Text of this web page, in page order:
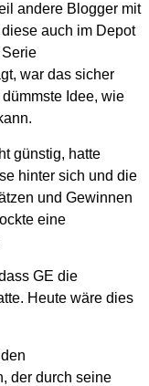
andere Blogger mit
auch im Depot
war das sicher
Idee, wie
günstig, hatte
hinter sich und die
und Gewinnen
eine
GE die
Heute wäre dies
der durch seine